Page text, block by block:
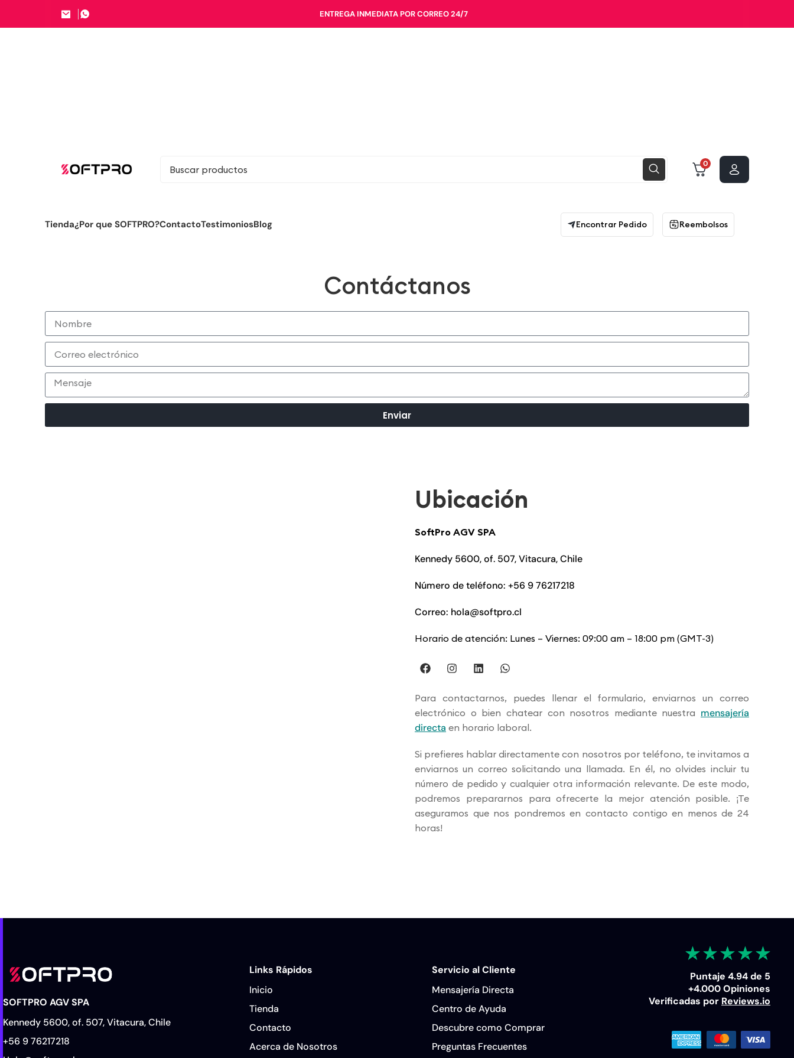
0
Tienda¿Por que SOFTPRO?ContactoTestimoniosBlog Encontrar Pedido Reembolsos
Contáctanos
Enviar
Ubicación
SoftPro AGV SPA
Kennedy 5600, of. 507, Vitacura, Chile
Número de teléfono: +56 9 76217218
Correo: hola@softpro.cl
Horario de atención: Lunes – Viernes: 09:00 am – 18:00 pm (GMT-3)
Para contactarnos, puedes llenar el formulario, enviarnos un correo
electrónico o bien chatear con nosotros mediante nuestra mensajería
directa en horario laboral.
Si prefieres hablar directamente con nosotros por teléfono, te invitamos a
enviarnos un correo solicitando una llamada. En él, no olvides incluir tu
número de pedido y cualquier otra información relevante. De este modo,
podremos prepararnos para ofrecerte la mejor atención posible. ¡Te
aseguramos que nos pondremos en contacto contigo en menos de 24
horas!
SOFTPRO AGV SPA
Kennedy 5600, of. 507, Vitacura, Chile
+56 9 76217218
Links Rápidos
Inicio
Tienda
Contacto
Acerca de Nosotros
Servicio al Cliente
Mensajería Directa
Centro de Ayuda
Descubre como Comprar
Preguntas Frecuentes
Puntaje 4.94 de 5
+4.000 Opiniones
Verificadas por Reviews.io
ENTREGA INMEDIATA POR CORREO 24/7